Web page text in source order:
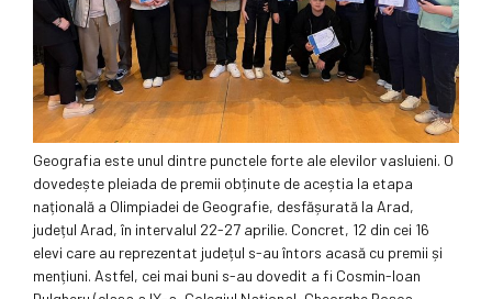
Geografia este unul dintre punctele forte ale elevilor vasluieni. O
dovedește pleiada de premii obținute de aceștia la etapa
națională a Olimpiadei de Geografie, desfășurată la Arad,
județul Arad, în intervalul 22-27 aprilie. Concret, 12 din cei 16
elevi care au reprezentat județul s-au întors acasă cu premii și
mențiuni. Astfel, cei mai buni s-au dovedit a fi Cosmin-Ioan